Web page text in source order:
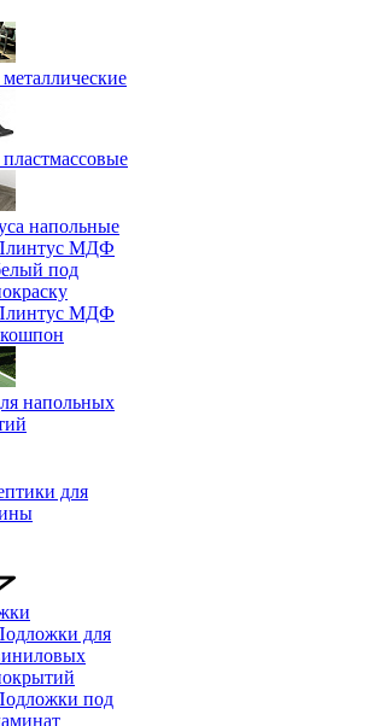
напольные
МДФ
под
МДФ
напольных
для
для
под